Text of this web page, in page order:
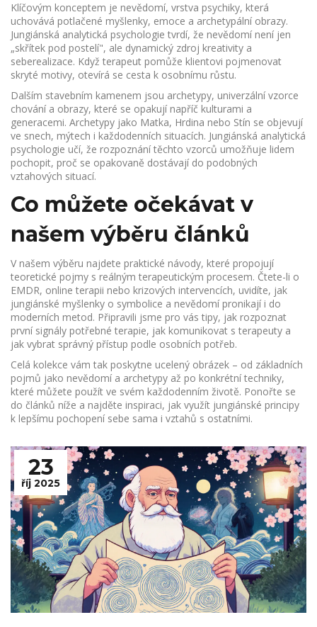
Klíčovým konceptem je nevědomí, vrstva psychiky, která
uchovává potlačené myšlenky, emoce a archetypální obrazy.
Jungiánská analytická psychologie tvrdí, že nevědomí není jen
„skřítek pod postelí", ale dynamický zdroj kreativity a
seberealizace. Když terapeut pomůže klientovi pojmenovat
skryté motivy, otevírá se cesta k osobnímu růstu.
Dalším stavebním kamenem jsou archetypy, univerzální vzorce
chování a obrazy, které se opakují napříč kulturami a
generacemi. Archetypy jako Matka, Hrdina nebo Stín se objevují
ve snech, mýtech i každodenních situacích. Jungiánská analytická
psychologie učí, že rozpoznání těchto vzorců umožňuje lidem
pochopit, proč se opakovaně dostávají do podobných
vztahových situací.
Co můžete očekávat v
našem výběru článků
V našem výběru najdete praktické návody, které propojují
teoretické pojmy s reálným terapeutickým procesem. Čtete-li o
EMDR, online terapii nebo krizových intervencích, uvidíte, jak
jungiánské myšlenky o symbolice a nevědomí pronikají i do
moderních metod. Připravili jsme pro vás tipy, jak rozpoznat
první signály potřebné terapie, jak komunikovat s terapeuty a
jak vybrat správný přístup podle osobních potřeb.
Celá kolekce vám tak poskytne ucelený obrázek – od základních
pojmů jako nevědomí a archetypy až po konkrétní techniky,
které můžete použít ve svém každodenním životě. Ponořte se
do článků níže a najděte inspiraci, jak využít jungiánské principy
k lepšímu pochopení sebe sama i vztahů s ostatními.
23
říj 2025